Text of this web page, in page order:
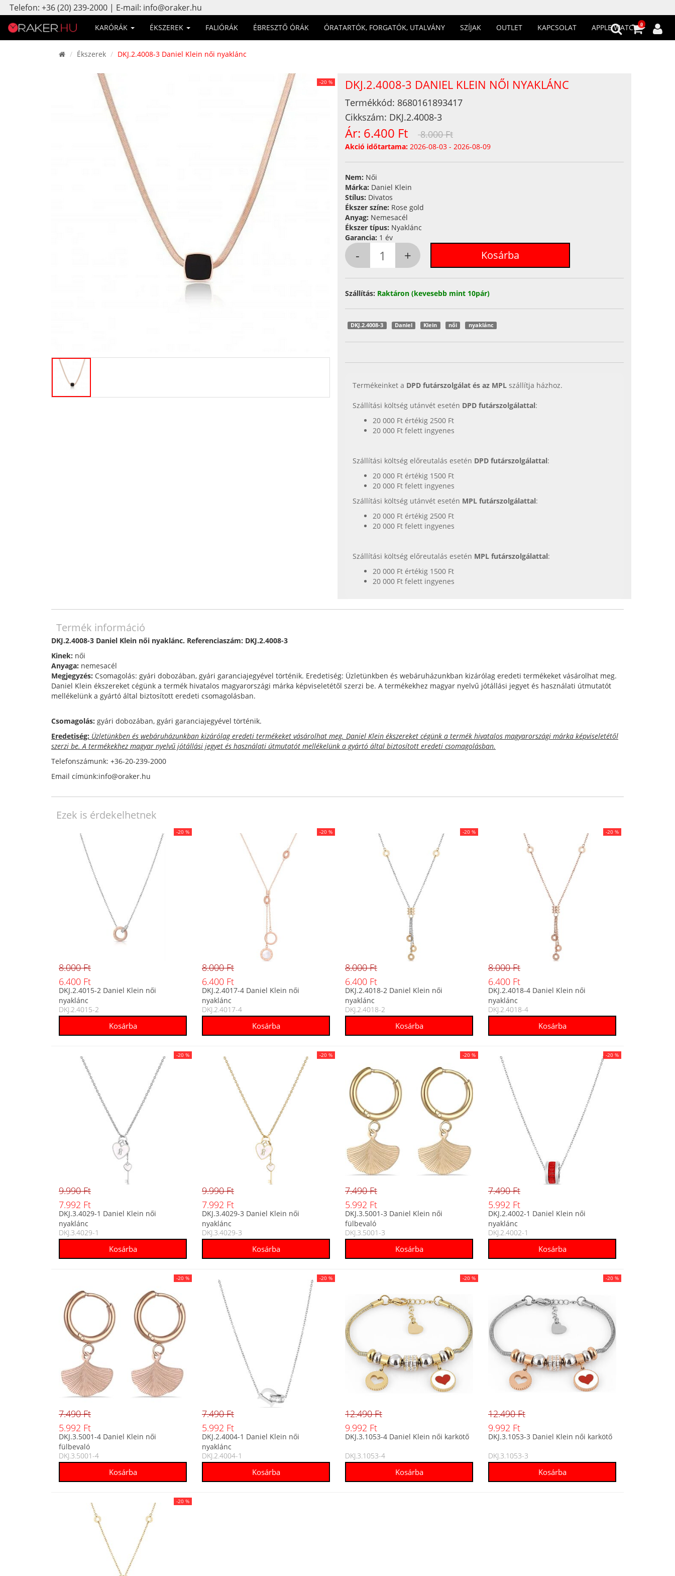
Telefon: +36 (20) 239-2000 | E-mail: info@oraker.hu
0
KARÓRÁK ÉKSZEREK FALIÓRÁK ÉBRESZTŐ ÓRÁK ÓRATARTÓK, FORGATÓK, UTALVÁNY SZÍJAK OUTLET KAPCSOLAT APPLE WATCH
Ékszerek DKJ.2.4008-3 Daniel Klein női nyaklánc
-20 % DKJ.2.4008-3 DANIEL KLEIN NŐI NYAKLÁNC
Termékkód: 8680161893417
Cikkszám: DKJ.2.4008-3
Ár: 6.400 Ft 8.000 Ft
Akció időtartama: 2026-08-03 - 2026-08-09
Nem: Női
Márka: Daniel Klein
Stílus: Divatos
Ékszer színe: Rose gold
Anyag: Nemesacél
Ékszer típus: Nyaklánc
Garancia: 1 év
Szállítás: Raktáron (kevesebb mint 10pár)
DKJ.2.4008-3 Daniel Klein női nyaklánc
Termékeinket a DPD futárszolgálat és az MPL szállítja házhoz.
Szállítási költség utánvét esetén DPD futárszolgálattal:
20 000 Ft értékig 2500 Ft
20 000 Ft felett ingyenes
Szállítási költség előreutalás esetén DPD futárszolgálattal:
20 000 Ft értékig 1500 Ft
20 000 Ft felett ingyenes
Szállítási költség utánvét esetén MPL futárszolgálattal:
20 000 Ft értékig 2500 Ft
20 000 Ft felett ingyenes
Szállítási költség előreutalás esetén MPL futárszolgálattal:
20 000 Ft értékig 1500 Ft
20 000 Ft felett ingyenes
Termék információ
DKJ.2.4008-3 Daniel Klein női nyaklánc. Referenciaszám: DKJ.2.4008-3
Kinek: női
Anyaga: nemesacél
Megjegyzés: Csomagolás: gyári dobozában, gyári garanciajegyével történik. Eredetiség: Üzletünkben és webáruházunkban kizárólag eredeti termékeket vásárolhat meg.
Daniel Klein ékszereket cégünk a termék hivatalos magyarországi márka képviseletétől szerzi be. A termékekhez magyar nyelvű jótállási jegyet és használati útmutatót
mellékelünk a gyártó által biztosított eredeti csomagolásban.
Csomagolás: gyári dobozában, gyári garanciajegyével történik.
Eredetiség: Üzletünkben és webáruházunkban kizárólag eredeti termékeket vásárolhat meg. Daniel Klein ékszereket cégünk a termék hivatalos magyarországi márka képviseletétől
szerzi be. A termékekhez magyar nyelvű jótállási jegyet és használati útmutatót mellékelünk a gyártó által biztosított eredeti csomagolásban.
Telefonszámunk: +36-20-239-2000
Email címünk:info@oraker.hu
Ezek is érdekelhetnek
-20 %
8.000 Ft
6.400 Ft
DKJ.2.4015-2 Daniel Klein női
nyaklánc
DKJ.2.4015-2
-20 %
8.000 Ft
6.400 Ft
DKJ.2.4017-4 Daniel Klein női
nyaklánc
DKJ.2.4017-4
-20 %
8.000 Ft
6.400 Ft
DKJ.2.4018-2 Daniel Klein női
nyaklánc
DKJ.2.4018-2
-20 %
8.000 Ft
6.400 Ft
DKJ.2.4018-4 Daniel Klein női
nyaklánc
DKJ.2.4018-4
-20 %
9.990 Ft
7.992 Ft
DKJ.3.4029-1 Daniel Klein női
nyaklánc
DKJ.3.4029-1
-20 %
9.990 Ft
7.992 Ft
DKJ.3.4029-3 Daniel Klein női
nyaklánc
DKJ.3.4029-3
-20 %
7.490 Ft
5.992 Ft
DKJ.3.5001-3 Daniel Klein női
fülbevaló
DKJ.3.5001-3
-20 %
7.490 Ft
5.992 Ft
DKJ.2.4002-1 Daniel Klein női
nyaklánc
DKJ.2.4002-1
-20 %
7.490 Ft
5.992 Ft
DKJ.3.5001-4 Daniel Klein női
fülbevaló
DKJ.3.5001-4
-20 %
7.490 Ft
5.992 Ft
DKJ.2.4004-1 Daniel Klein női
nyaklánc
DKJ.2.4004-1
-20 %
12.490 Ft
9.992 Ft
DKJ.3.1053-4 Daniel Klein női karkötő
DKJ.3.1053-4
-20 %
12.490 Ft
9.992 Ft
DKJ.3.1053-3 Daniel Klein női karkötő
DKJ.3.1053-3
-20 %